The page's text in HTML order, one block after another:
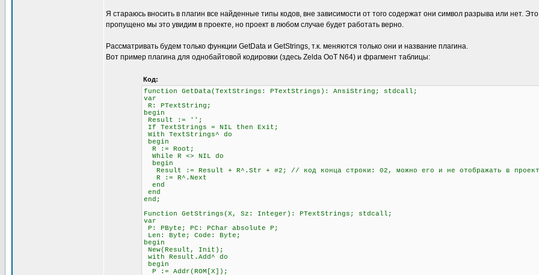
Я стараюсь вносить в плагин все найденные типы кодов, вне зависимости от того содержат они символ разрыва или нет.
пропущено мы это увидим в проекте, но проект в любом случае будет работать верно.
Рассматривать будем только функции GetData и GetStrings, т.к. меняются только они и название плагина.
Вот пример плагина для однобайтовой кодировки (здесь Zelda OoT N64) и фрагмент таблицы:
Код:
function GetData(TextStrings: PTextStrings): AnsiString; stdcall;
var
R: PTextString;
begin
Result := '';
If TextStrings = NIL then Exit;
With TextStrings^ do
begin
R := Root;
While R <> NIL do
begin
Result := Result + R^.Str + #2; // код конца строки: 02, можно его и не отображать в
R := R^.Next
end
end
end;
Function GetStrings(X, Sz: Integer): PTextStrings; stdcall;
var
P: PByte; PC: PChar absolute P;
Len: Byte; Code: Byte;
begin
New(Result, Init);
with Result.Add^ do
begin
P := Addr(ROM[X]);